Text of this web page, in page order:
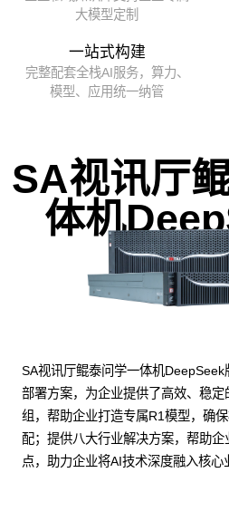
大模型定制
一站式构建
完整配套全栈AI服务，算力、
模型、应用统一纳管
SA视讯厅
体机
SA视讯厅鲲泰问学一体机
部署方案，为企业提供了高效、稳
组，帮助企业打造专属R1模型，确
配；提供八大行业解决方案，帮助
点，助力企业将AI技术深度融入核心